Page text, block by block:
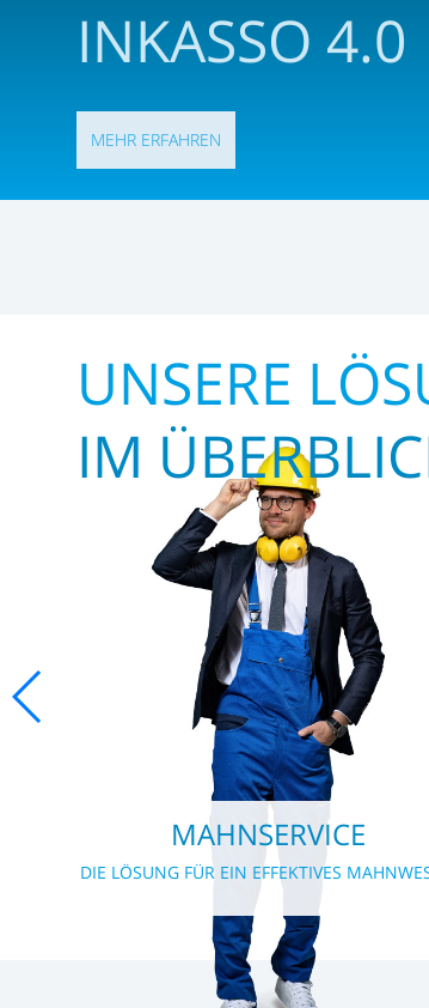
INKASSO 4.0
MEHR ERFAHREN
UNSERE
IM
MAHNSERVICE
DIE LÖSUNG FÜR EIN EFFEKTIVES